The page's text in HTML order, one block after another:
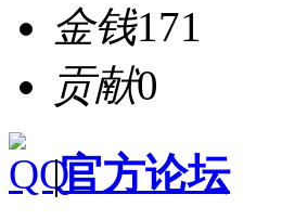
金钱171
贡献0
|官方论坛